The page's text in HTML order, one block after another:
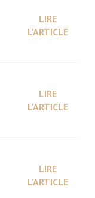
LIRE
L'ARTICLE
LIRE
L'ARTICLE
LIRE
L'ARTICLE